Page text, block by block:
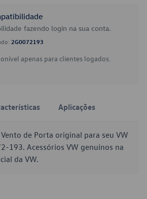
fazendo login na sua conta.
2G0072193
apenas para clientes logados.
Aplicações
de Porta original para seu VW
193. Acessórios VW genuínos na
da VW.